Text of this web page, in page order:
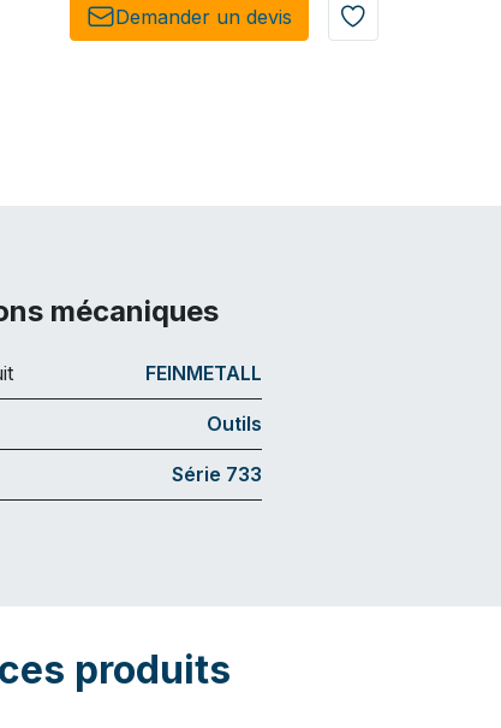
Demander un de​​vis​​
mécaniques
FEINMETALL
Outils
Série 733
produits